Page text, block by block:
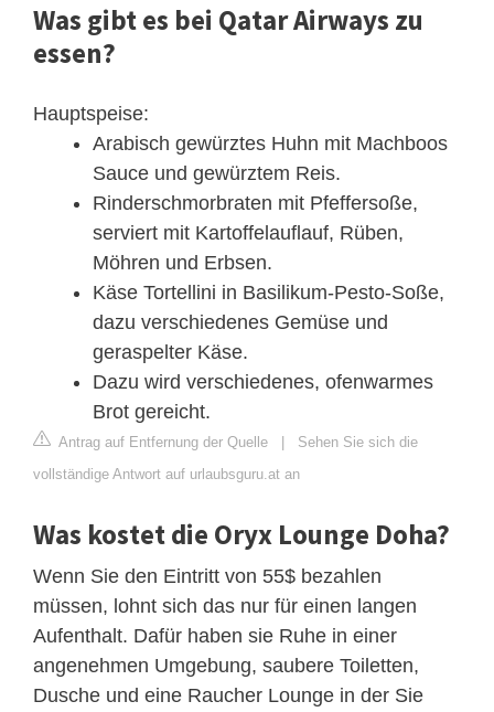
Was gibt es bei Qatar Airways zu
essen?
Hauptspeise:
Arabisch gewürztes Huhn mit Machboos
Sauce und gewürztem Reis.
Rinderschmorbraten mit Pfeffersoße,
serviert mit Kartoffelauflauf, Rüben,
Möhren und Erbsen.
Käse Tortellini in Basilikum-Pesto-Soße,
dazu verschiedenes Gemüse und
geraspelter Käse.
Dazu wird verschiedenes, ofenwarmes
Brot gereicht.
Antrag auf Entfernung der Quelle | Sehen Sie sich die
vollständige Antwort auf urlaubsguru.at an
Was kostet die Oryx Lounge Doha?
Wenn Sie den Eintritt von 55$ bezahlen
müssen, lohnt sich das nur für einen langen
Aufenthalt. Dafür haben sie Ruhe in einer
angenehmen Umgebung, saubere Toiletten,
Dusche und eine Raucher Lounge in der Sie